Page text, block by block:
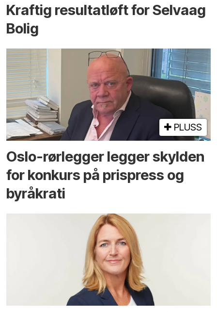
Kraftig resultatløft for Selvaag
Bolig
PLUSS
Oslo-rørlegger legger skylden
for konkurs på prispress og
byråkrati